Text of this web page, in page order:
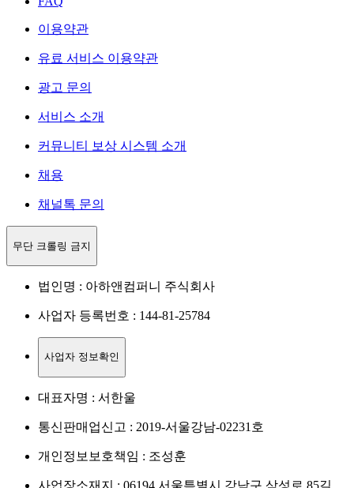
이용약관
유료 서비스 이용약관
광고 문의
서비스 소개
커뮤니티 보상 시스템 소개
채용
채널톡 문의
무단 크롤링 금지
법인명 : 아하앤컴퍼니 주식회사
사업자 등록번호 : 144-81-25784
사업자 정보확인
대표자명 : 서한울
통신판매업신고 : 2019-서울강남-02231호
개인정보보호책임 : 조성훈
사업장소재지 : 06194 서울특별시 강남구 삼성로 85길